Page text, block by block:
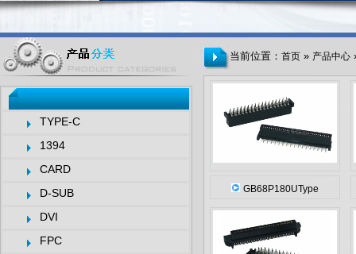
TYPE-C
1394
CARD
D-SUB
DVI
FPC
当前位置： 首页 » 产品中心
GB68P180UType